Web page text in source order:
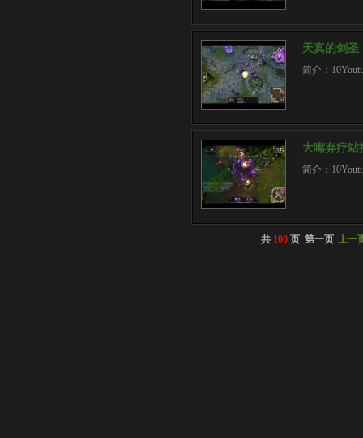
天真的剑圣
简介：
大嘴弃疗站
简介：
共 100页 第一页 上一